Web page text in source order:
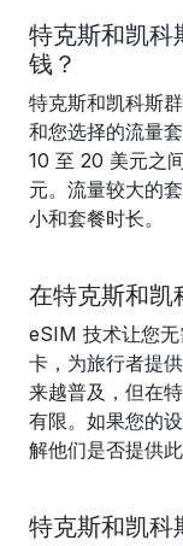
特克斯和凯科
钱？
特克斯和凯科斯
和您选择的流量
10 至 20 美元之
元。流量较大的
小和套餐时长。
在特克斯和凯
eSIM 技术让您
卡，为旅行者提
来越普及，但在
有限。如果您的
解他们是否提供此
特克斯和凯